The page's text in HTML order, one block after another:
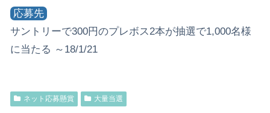
応募先
サントリーで300円のプレボス2本が抽選で1,000名様
に当たる ～18/1/21
ネット応募懸賞 大量当選